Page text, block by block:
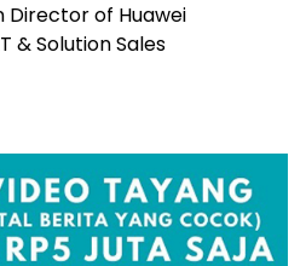
Director of Huawei
& Solution Sales